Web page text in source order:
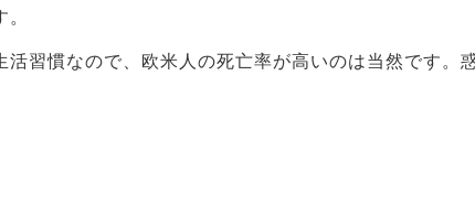
習慣なので、欧米人の死亡率が高いのは当然です。